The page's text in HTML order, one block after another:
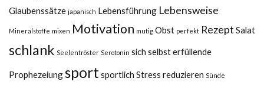
Glaubenssätze japanisch Lebensführung Lebensweise
Mineralstoffe mixen Motivation mutig Obst perfekt Rezept Salat
schlank Seelentröster Serotonin sich selbst erfüllende
Prophezeiungsportsportlich Stress reduzieren Sünde